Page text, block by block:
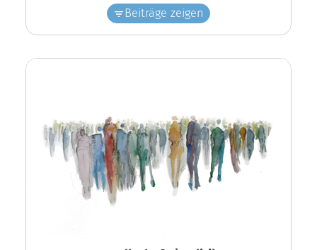
Beiträge zeigen